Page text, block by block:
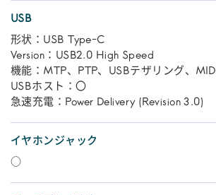
USB
形状：USB Type-C
Version：USB2.0 High Speed
機能：MTP、PTP、USBテザリング、MIDI
USBホスト：〇
急速充電：Power Delivery (Revision 3.0)
イヤホンジャック
○